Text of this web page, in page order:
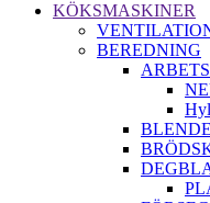
KÖKSMASKINER
BEREDNING